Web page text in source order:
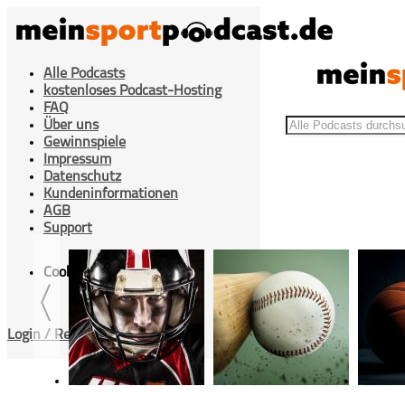
Alle Podcasts
kostenloses Podcast-Hosting
FAQ
Über uns
Gewinnspiele
Impressum
Datenschutz
Kundeninformationen
AGB
Support
Cookies Einstellung
Login / Registrieren
Home> Beiträge getaggt "White"